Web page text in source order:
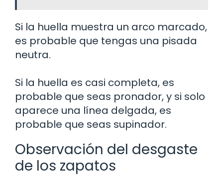
Si la huella muestra un arco marcado,
es probable que tengas una pisada
neutra.
Si la huella es casi completa, es
probable que seas pronador, y si solo
aparece una línea delgada, es
probable que seas supinador.
Observación del desgaste
de los zapatos